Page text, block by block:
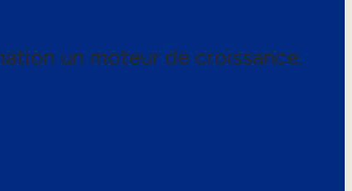
un moteur de croissance.